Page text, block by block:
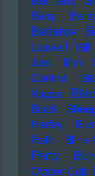
Berq
Betterov
Laswell
Bill
Joel
Bim
Control
Kappa
Black
Harley
Faith
Blink-
Party
Oyster Cult